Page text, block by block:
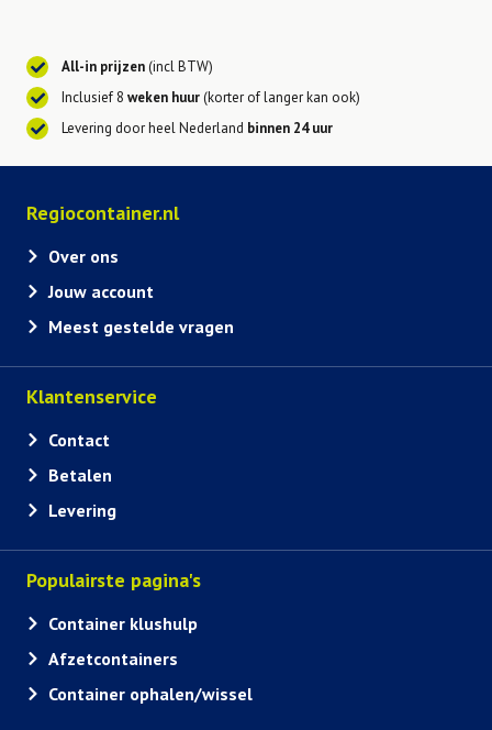
All-in prijzen(incl BTW)
Inclusief 8 weken huur(korter of langer kan ook)
Levering door heel Nederland binnen 24 uur
Regiocontainer.nl
Over ons
Jouw account
Meest gestelde vragen
Klantenservice
Contact
Betalen
Levering
Populairste pagina's
Container klushulp
Afzetcontainers
Container ophalen/wissel